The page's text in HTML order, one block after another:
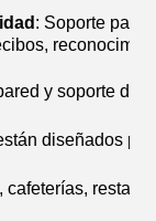
: Soporte para
y soporte de
diseñados